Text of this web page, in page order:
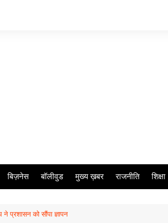
बिज़नेस बॉलीवुड मुख्य ख़बर राजनीति शिक्षा
प्रशासन को सौंपा ज्ञापन